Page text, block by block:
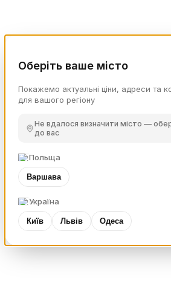
Оберіть ваше місто
Покажемо актуальні ціни, адреси та
для вашого регіону
Не вдалося визначити місто —
до вас
Польща
Варшава
Україна
Київ Львів Одеса